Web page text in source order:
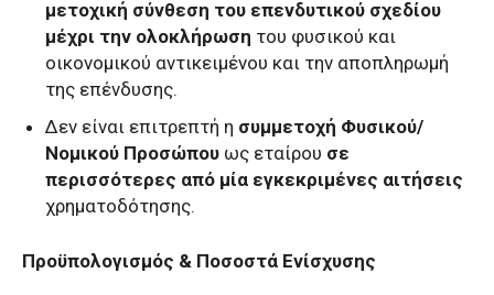
μετοχική σύνθεση του επενδυτικού σχεδίου
μέχρι την ολοκλήρωση του φυσικού και
οικονομικού αντικειμένου και την αποπληρωμή
της επένδυσης.
Δεν είναι επιτρεπτή η συμμετοχή Φυσικού/
Νομικού Προσώπου ως εταίρου σε
περισσότερες από μία εγκεκριμένες αιτήσεις
χρηματοδότησης.
Προϋπολογισμός & Ποσοστά Ενίσχυσης